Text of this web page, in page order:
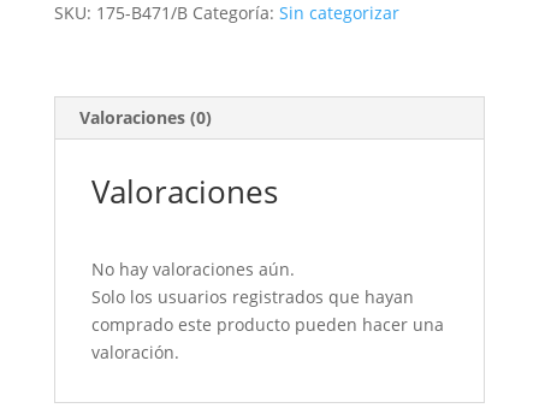
SKU: 175-B471/B Categoría: Sin categorizar
Valoraciones (0)
Valoraciones
No hay valoraciones aún.
Solo los usuarios registrados que hayan
comprado este producto pueden hacer una
valoración.